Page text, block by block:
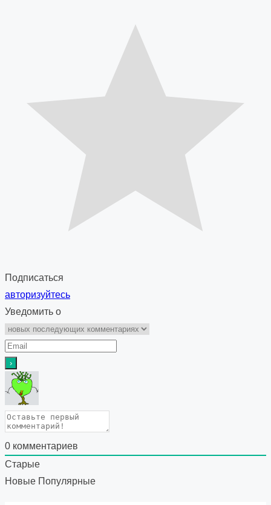
Подписаться
авторизуйтесь
Уведомить о
0 комментариев
Старые
Новые Популярные